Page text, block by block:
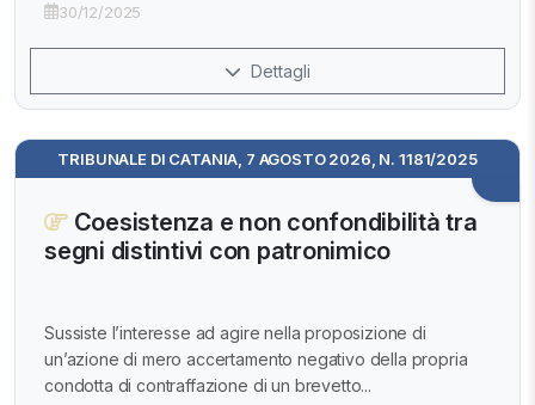
30/12/2025
Dettagli
TRIBUNALE DI CATANIA, 7 AGOSTO 2026, N. 1181/2025
Coesistenza e non confondibilità tra
segni distintivi con patronimico
Sussiste l’interesse ad agire nella proposizione di
un’azione di mero accertamento negativo della propria
condotta di contraffazione di un brevetto...